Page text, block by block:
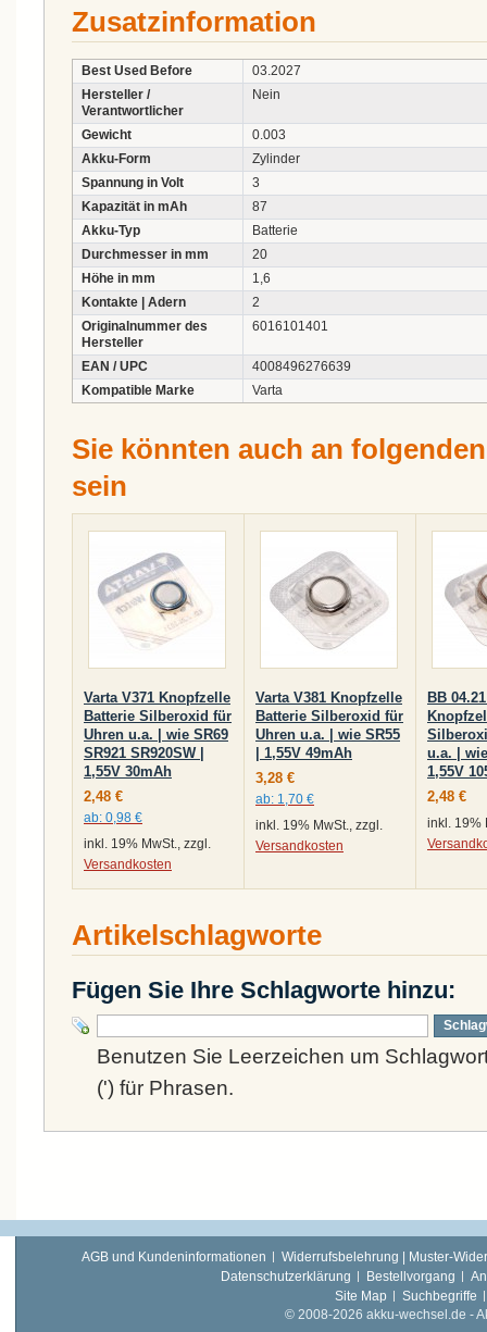
Zusatzinformation
Best Used Before
03.2027
Hersteller /
Verantwortlicher
Nein
Gewicht
0.003
Akku-Form
Zylinder
Spannung in Volt
3
Kapazität in mAh
87
Akku-Typ
Batterie
Durchmesser in mm
20
Höhe in mm
1,6
Kontakte | Adern
2
Originalnummer des
Hersteller
6016101401
EAN / UPC
4008496276639
Kompatible Marke
Varta
Sie könnten auch an
sein
Varta V371 Knopfzelle
Batterie Silberoxid für
Uhren u.a. | wie SR69
SR921 SR920SW |
1,55V 30mAh
2,48 €
ab: 0,98 €
inkl. 19% MwSt., zzgl.
Versandkosten
Varta V381 Knopfzelle
Batterie Silberoxid für
Uhren u.a. | wie SR55
| 1,55V 49mAh
3,28 €
ab: 1,70 €
inkl. 19% MwSt., zzgl.
Versandkosten
BB
u.a. |
1,55V
2,48 €
inkl. 19%
Artikelschlagworte
Fügen Sie Ihre Schlagworte hinzu:
Benutzen Sie Leerzeichen um
(') für Phrasen.
AGB und Kundeninformationen
Widerrufsbelehrung | Muster-
Datenschutzerklärung
Bestellvorgang
Site Map
Suchbegriffe
© 2008-2026 akku-wechsel.de -